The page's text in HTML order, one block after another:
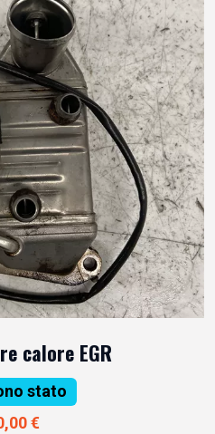
calore EGR
stato
€